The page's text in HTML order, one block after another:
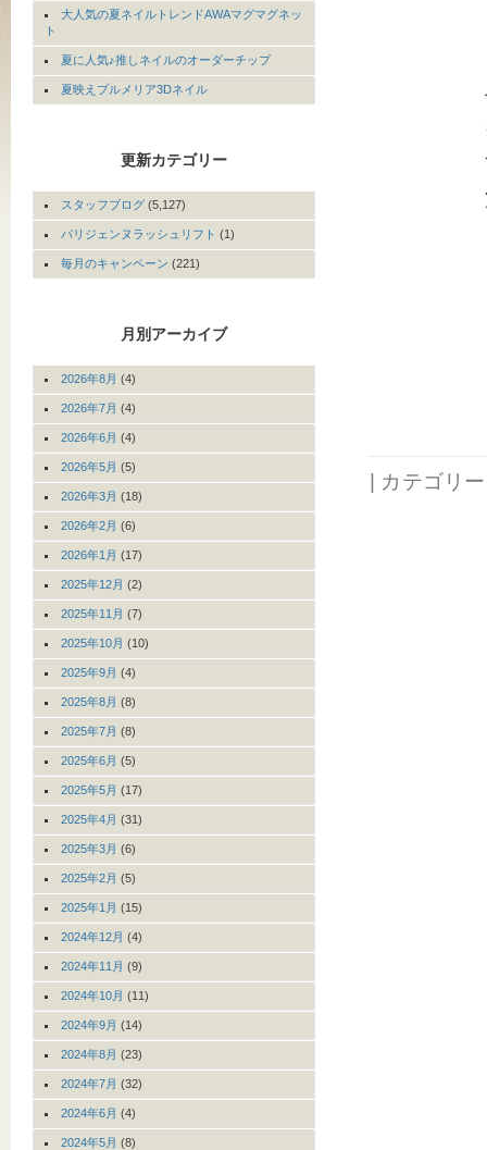
| カテゴリ
大人気の夏ネイルトレンドAWAマグマグネッ
ト
夏に人気♪推しネイルのオーダーチップ
夏映えプルメリア3Dネイル
更新カテゴリー
スタッフブログ (5,127)
パリジェンヌラッシュリフト (1)
毎月のキャンペーン (221)
月別アーカイブ
2026年8月 (4)
2026年7月 (4)
2026年6月 (4)
2026年5月 (5)
2026年3月 (18)
2026年2月 (6)
2026年1月 (17)
2025年12月 (2)
2025年11月 (7)
2025年10月 (10)
2025年9月 (4)
2025年8月 (8)
2025年7月 (8)
2025年6月 (5)
2025年5月 (17)
2025年4月 (31)
2025年3月 (6)
2025年2月 (5)
2025年1月 (15)
2024年12月 (4)
2024年11月 (9)
2024年10月 (11)
2024年9月 (14)
2024年8月 (23)
2024年7月 (32)
2024年6月 (4)
2024年5月 (8)